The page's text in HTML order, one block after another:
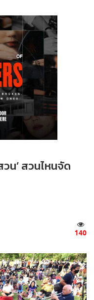
น’ สวนไหนจัด
140